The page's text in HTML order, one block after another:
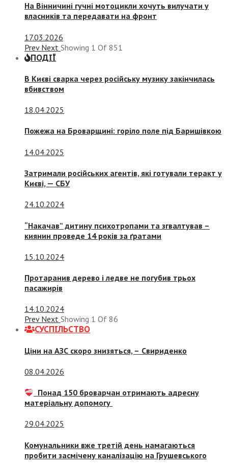
На Вінничині гучні мотоцикли хочуть вилучати у
власників та передавати на фронт
17.03.2026
Prev Next Showing 1 Of 851
ПОДІЇ
В Києві сварка через російську музику закінчилась
вбивством
18.04.2025
Пожежа на Броварщині: горіло поле під Баришівкою
14.04.2025
Затримали російських агентів, які готували теракт у
Києві, — СБУ
24.10.2024
“Накачав” дитину психотропами та згвалтував –
киянин проведе 14 років за ґратами
15.10.2024
Протаранив дерево і ледве не погубив трьох
пасажирів
14.10.2024
Prev Next Showing 1 Of 86
СУСПIЛЬСТВО
Ціни на АЗС скоро знизяться, – Свириденко
08.04.2026
Понад 150 броварчан отримають адресну
матеріальну допомогу
29.04.2025
Комунальники вже третій день намагаються
пробити засмічену каналізацію на Грушевського